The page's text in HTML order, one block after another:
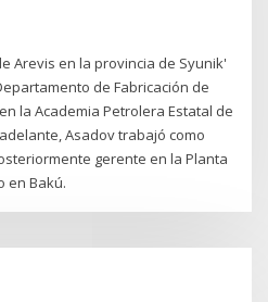
Arevis en la provincia de Syunik'
de Fabricación de
la Academia Petrolera Estatal de
Asadov trabajó como
gerente en la Planta
en Bakú.